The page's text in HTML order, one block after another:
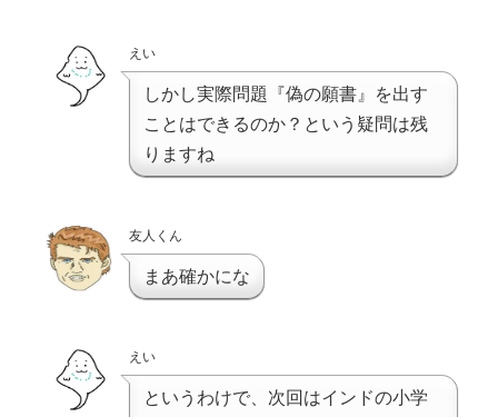
えい
しかし実際問題『偽の願書』を出す
ことはできるのか？という疑問は残
りますね
友人くん
まあ確かにな
えい
というわけで、次回はインドの小学